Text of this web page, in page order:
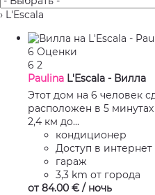
› L'Escala
6 Оценки
6 2
Paulina L'Escala - Вилла
Этот дом на 6 человек
расположен в 5
2,4 км до...
кондиционер
Доступ в интернет
гараж
3,3 km от города
от 84.00 € / ночь